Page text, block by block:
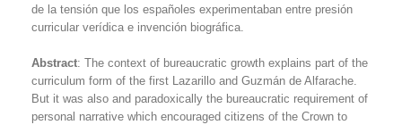
de la tensión que los españoles experimentaban entre presión
curricular verídica e invención biográfica.
Abstract: The context of bureaucratic growth explains part of the
curriculum form of the first Lazarillo and Guzmán de Alfarache.
But it was also and paradoxically the bureaucratic requirement of
personal narrative which encouraged citizens of the Crown to